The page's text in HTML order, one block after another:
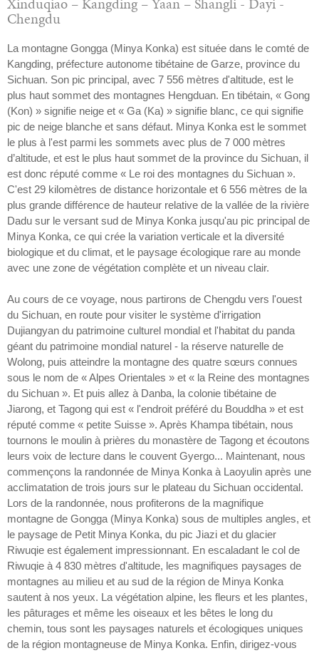
Xinduqiao – Kangding – Yaan – Shangli - Dayi -
Chengdu
La montagne Gongga (Minya Konka) est située dans le comté de
Kangding, préfecture autonome tibétaine de Garze, province du
Sichuan. Son pic principal, avec 7 556 mètres d'altitude, est le
plus haut sommet des montagnes Hengduan. En tibétain, « Gong
(Kon) » signifie neige et « Ga (Ka) » signifie blanc, ce qui signifie
pic de neige blanche et sans défaut. Minya Konka est le sommet
le plus à l'est parmi les sommets avec plus de 7 000 mètres
d’altitude, et est le plus haut sommet de la province du Sichuan, il
est donc réputé comme « Le roi des montagnes du Sichuan ».
C'est 29 kilomètres de distance horizontale et 6 556 mètres de la
plus grande différence de hauteur relative de la vallée de la rivière
Dadu sur le versant sud de Minya Konka jusqu'au pic principal de
Minya Konka, ce qui crée la variation verticale et la diversité
biologique et du climat, et le paysage écologique rare au monde
avec une zone de végétation complète et un niveau clair.
Au cours de ce voyage, nous partirons de Chengdu vers l'ouest
du Sichuan, en route pour visiter le système d'irrigation
Dujiangyan du patrimoine culturel mondial et l'habitat du panda
géant du patrimoine mondial naturel - la réserve naturelle de
Wolong, puis atteindre la montagne des quatre sœurs connues
sous le nom de « Alpes Orientales » et « la Reine des montagnes
du Sichuan ». Et puis allez à Danba, la colonie tibétaine de
Jiarong, et Tagong qui est « l'endroit préféré du Bouddha » et est
réputé comme « petite Suisse ». Après Khampa tibétain, nous
tournons le moulin à prières du monastère de Tagong et écoutons
leurs voix de lecture dans le couvent Gyergo... Maintenant, nous
commençons la randonnée de Minya Konka à Laoyulin après une
acclimatation de trois jours sur le plateau du Sichuan occidental.
Lors de la randonnée, nous profiterons de la magnifique
montagne de Gongga (Minya Konka) sous de multiples angles, et
le paysage de Petit Minya Konka, du pic Jiazi et du glacier
Riwuqie est également impressionnant. En escaladant le col de
Riwuqie à 4 830 mètres d'altitude, les magnifiques paysages de
montagnes au milieu et au sud de la région de Minya Konka
sautent à nos yeux. La végétation alpine, les fleurs et les plantes,
les pâturages et même les oiseaux et les bêtes le long du
chemin, tous sont les paysages naturels et écologiques uniques
de la région montagneuse de Minya Konka. Enfin, dirigez-vous